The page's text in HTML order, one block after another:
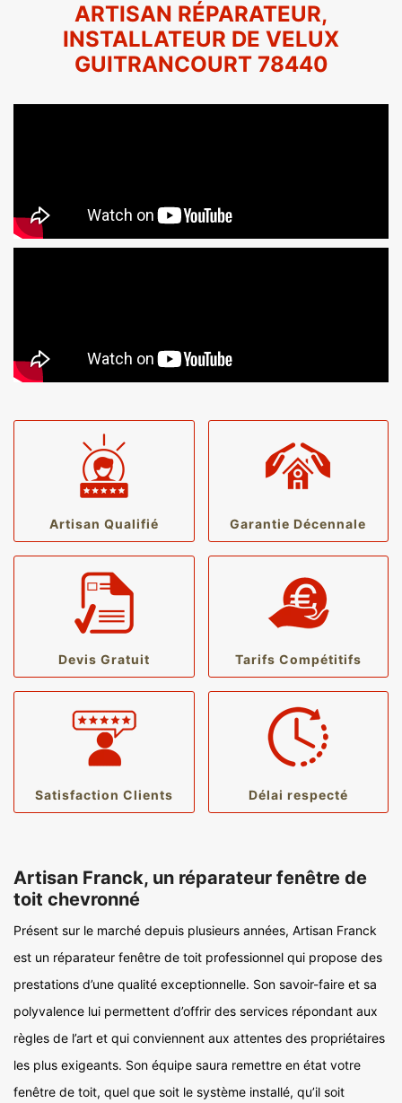
ARTISAN RÉPARATEUR,
INSTALLATEUR DE VELUX
GUITRANCOURT 78440
Artisan Qualifié Garantie Décennale
Devis Gratuit Tarifs Compétitifs
Satisfaction Clients Délai respecté
Artisan Franck, un réparateur fenêtre de
toit chevronné
Présent sur le marché depuis plusieurs années, Artisan Franck
est un réparateur fenêtre de toit professionnel qui propose des
prestations d’une qualité exceptionnelle. Son savoir-faire et sa
polyvalence lui permettent d’offrir des services répondant aux
règles de l’art et qui conviennent aux attentes des propriétaires
les plus exigeants. Son équipe saura remettre en état votre
fenêtre de toit, quel que soit le système installé, qu’il soit